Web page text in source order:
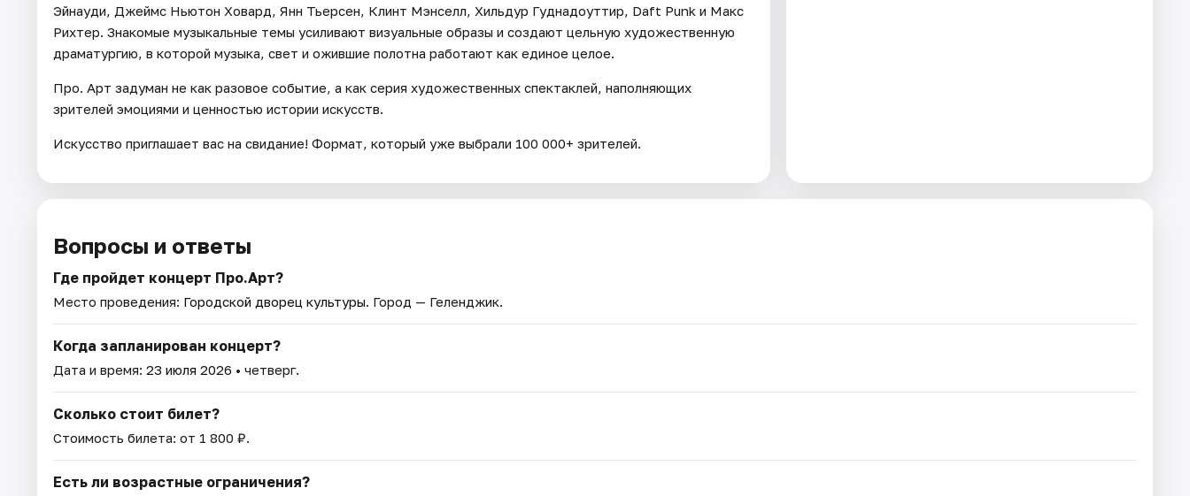
Эйнауди, Джеймс Ньютон Ховард, Янн Тьерсен, Клинт Мэнселл, Хильдур Гуднадоуттир, Daft Punk и Макс
Рихтер. Знакомые музыкальные темы усиливают визуальные образы и создают цельную художественную
драматургию, в которой музыка, свет и ожившие полотна работают как единое целое.
Про. Арт задуман не как разовое событие, а как серия художественных спектаклей, наполняющих
зрителей эмоциями и ценностью истории искусств.
Искусство приглашает вас на свидание! Формат, который уже выбрали 100 000+ зрителей.
Вопросы и ответы
Где пройдет концерт Про.Арт?
Место проведения: Городской дворец культуры. Город — Геленджик.
Когда запланирован концерт?
Дата и время: 23 июля 2026 • четверг.
Сколько стоит билет?
Стоимость билета: от 1 800 ₽.
Есть ли возрастные ограничения?